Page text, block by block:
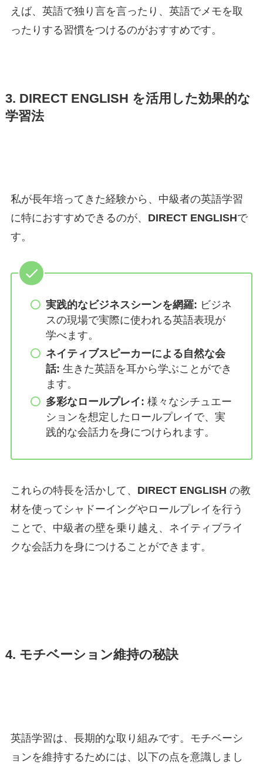
えば、英語で独り言を言ったり、英語でメモを取
ったりする習慣をつけるのがおすすめです。
3. DIRECT ENGLISH を活用した効果的な
学習法
私が長年培ってきた経験から、中級者の英語学習
に特におすすめできるのが、 DIRECT ENGLISHで
す。
実践的なビジネスシーンを網羅: ビジネ
スの現場で実際に使われる英語表現が
学べます。
ネイティブスピーカーによる自然な会
話: 生きた英語を耳から学ぶことができ
ます。
多彩なロールプレイ: 様々なシチュエー
ションを想定したロールプレイで、実
践的な会話力を身につけられます。
これらの特長を活かして、 DIRECT ENGLISH の教
材を使ってシャドーイングやロールプレイを行う
ことで、中級者の壁を乗り越え、ネイティブライ
クな会話力を身につけることができます。
4. モチベーション維持の秘訣
英語学習は、長期的な取り組みです。モチベーシ
ョンを維持するためには、以下の点を意識しまし